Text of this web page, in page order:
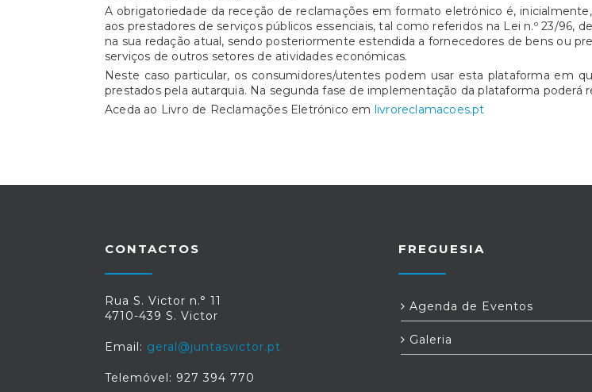
A obrigatoriedade da receção de reclamações em formato eletrónico é,
aos prestadores de serviços públicos essenciais, tal como referidos na Lei n.º 23/96,
na sua redação atual, sendo posteriormente estendida a fornecedores de bens ou
serviços de outros setores de atividades económicas.
Neste caso particular, os consumidores/utentes podem usar esta plataforma em
prestados pela autarquia. Na segunda fase de implementação da plataforma
Aceda ao Livro de Reclamações Eletrónico em livroreclamacoes.pt
CONTACTOS
Rua S. Victor n.° 11
4710-439 S. Victor
Email: geral@juntasvictor.pt
Telemóvel: 927 394 770
FREGUESIA
Agenda de Eventos
Galeria